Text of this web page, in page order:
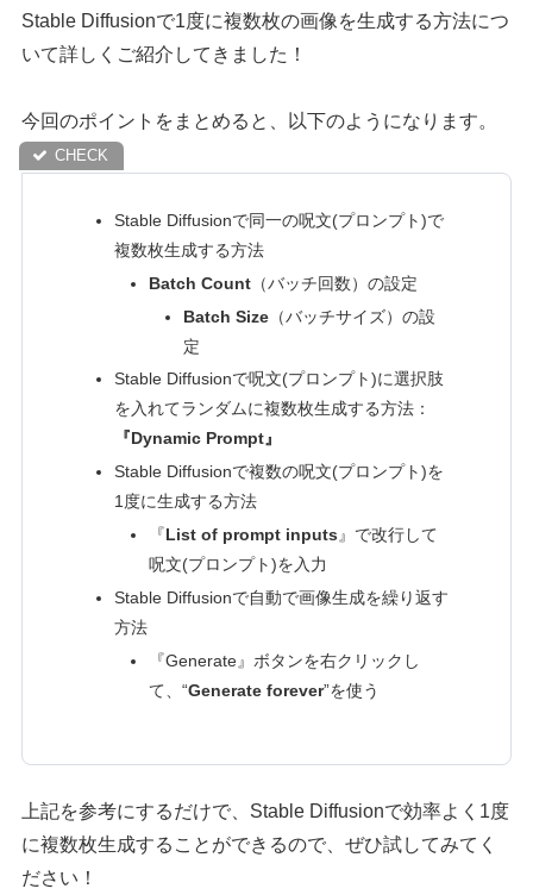
Stable Diffusionで1度に複数枚の画像を生成する方法につ
いて詳しくご紹介してきました！
今回のポイントをまとめると、以下のようになります。
Stable Diffusionで同一の呪文(プロンプト)で
複数枚生成する方法
Batch Count（バッチ回数）の設定
Batch Size（バッチサイズ）の設
定
Stable Diffusionで呪文(プロンプト)に選択肢
を入れてランダムに複数枚生成する方法：
『Dynamic Prompt』
Stable Diffusionで複数の呪文(プロンプト)を
1度に生成する方法
『List of prompt inputs 』で改行して
呪文(プロンプト)を入力
Stable Diffusionで自動で画像生成を繰り返す
方法
『Generate』ボタンを右クリックし
て、“Generate forever”を使う
上記を参考にするだけで、Stable Diffusionで効率よく1度
に複数枚生成することができるので、ぜひ試してみてく
ださい！